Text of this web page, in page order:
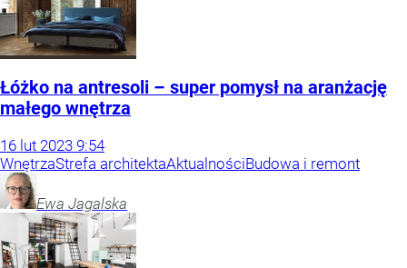
Łóżko na antresoli – super pomysł na aranżację
małego wnętrza
16 lut 2023 9:54
WnętrzaStrefa architektaAktualnościBudowa i remont
Ewa Jagalska